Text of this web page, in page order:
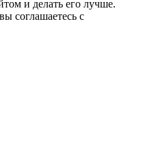
и делать его лучше.
соглашаетесь с